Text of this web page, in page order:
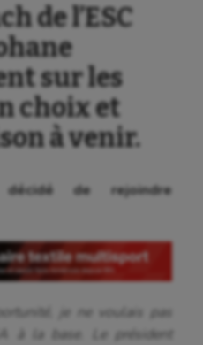
de l’ESC
sur les
choix et
à venir.
décidé de rejoindre
je ne voulais pas
à la base. Le président